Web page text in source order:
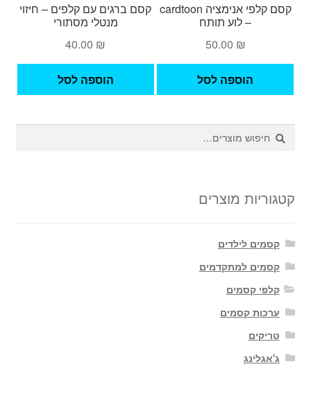
קסם קלפי אנימציה cardtoon
– לוע תותח
50.00 ₪
הוספה לסל
קסם ברגים עם קלפים – חיזוי
מנטלי מסתורי
40.00 ₪
הוספה לסל
חיפוש
עבור:
חיפוש
קטגוריות מוצרים
קסמים לילדים
קסמים למתקדמים
קלפי קסמים
ערכות קסמים
טריקים
ג'אגלינג